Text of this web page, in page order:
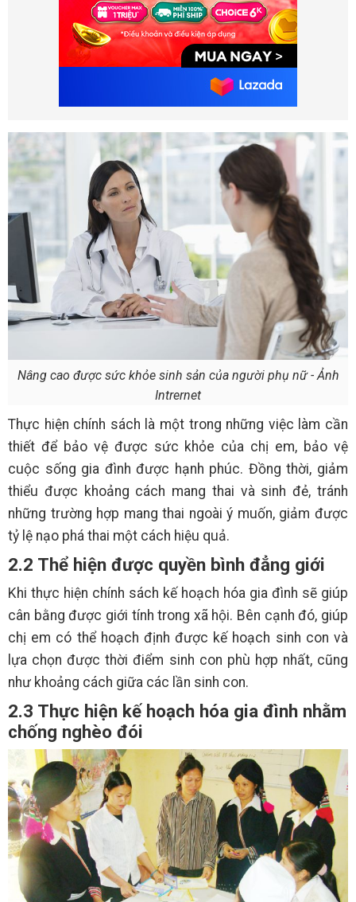
Nâng cao được sức khỏe sinh sản của người phụ nữ - Ảnh
Intrernet
Thực hiện chính sách là một trong những việc làm cần
thiết để bảo vệ được sức khỏe của chị em, bảo vệ
cuộc sống gia đình được hạnh phúc. Đồng thời, giảm
thiểu được khoảng cách mang thai và sinh đẻ, tránh
những trường hợp mang thai ngoài ý muốn, giảm được
tỷ lệ nạo phá thai một cách hiệu quả.
2.2 Thể hiện được quyền bình đẳng giới
Khi thực hiện chính sách kế hoạch hóa gia đình sẽ giúp
cân bằng được giới tính trong xã hội. Bên cạnh đó, giúp
chị em có thể hoạch định được kế hoạch sinh con và
lựa chọn được thời điểm sinh con phù hợp nhất, cũng
như khoảng cách giữa các lần sinh con.
2.3 Thực hiện kế hoạch hóa gia đình nhằm
chống nghèo đói